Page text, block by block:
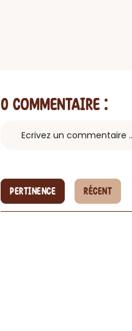
0 Commentaire :
PERTINENCE RÉCENT